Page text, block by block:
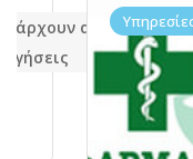
ακόμαΥπηρεσίες